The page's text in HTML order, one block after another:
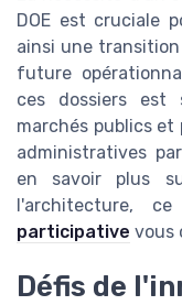
DOE est cruciale
ainsi une
future
ces dossiers est
marchés publics et
administratives
en savoir plus
l'architecture,
participative vous
Défis de